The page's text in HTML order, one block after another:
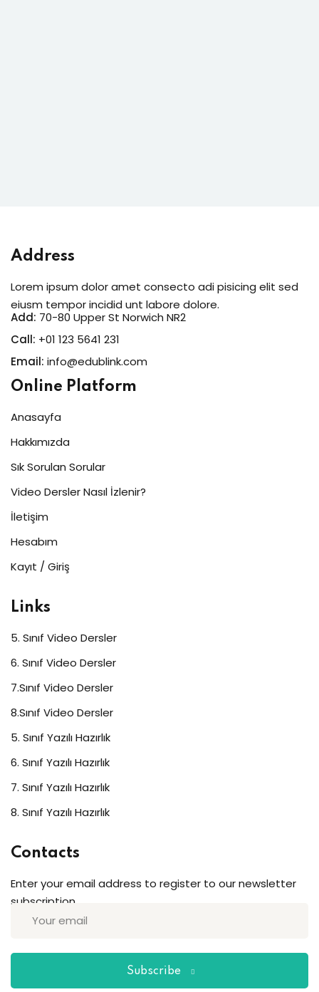
Address
Lorem ipsum dolor amet consecto adi pisicing elit sed
eiusm tempor incidid unt labore dolore.
Add: 70-80 Upper St Norwich NR2
Call: +01 123 5641 231
Email: info@edublink.com
Online Platform
Anasayfa
Hakkımızda
Sık Sorulan Sorular
Video Dersler Nasıl İzlenir?
İletişim
Hesabım
Kayıt / Giriş
Links
5. Sınıf Video Dersler
6. Sınıf Video Dersler
7.Sınıf Video Dersler
8.Sınıf Video Dersler
5. Sınıf Yazılı Hazırlık
6. Sınıf Yazılı Hazırlık
7. Sınıf Yazılı Hazırlık
8. Sınıf Yazılı Hazırlık
Contacts
Enter your email address to register to our newsletter
subscription
Subscribe